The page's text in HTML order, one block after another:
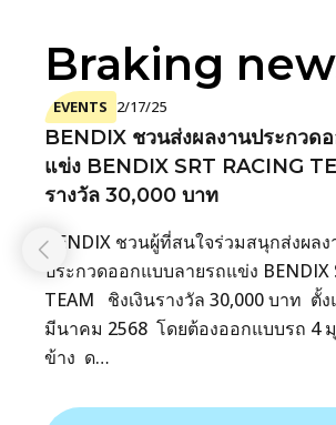
Braking
EVENTS 2/17/25
BENDIX ชวนส่งผลงานประกวด
แข่ง BENDIX SRT RACING
รางวัล 30,000 บาท
BENDIX ชวนผู้ที่สนใจร่วมสนุกส่งผลง
ประกวดออกแบบลายรถแข่ง BENDIX
TEAM ชิงเงินรางวัล 30,000 บาท ตั้
มีนาคม 2568 โดยต้องออกแบบรถ 4
ข้าง ด…